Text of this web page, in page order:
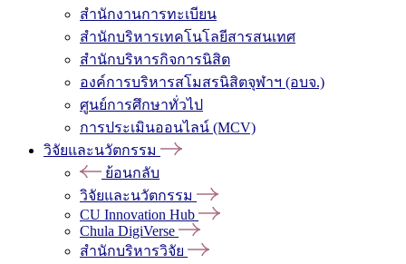
สำนักงานการทะเบียน
สำนักบริหารเทคโนโลยีสารสนเทศ
สำนักบริหารกิจการนิสิต
องค์การบริหารสโมสรนิสิตจุฬาฯ (อบจ.)
ศูนย์การศึกษาทั่วไป
การประเมินออนไลน์ (MCV)
วิจัยและนวัตกรรม
ย้อนกลับ
วิจัยและนวัตกรรม
CU Innovation Hub
Chula DigiVerse
สำนักบริหารวิจัย